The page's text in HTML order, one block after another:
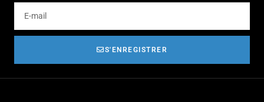
S'ENREGISTRER